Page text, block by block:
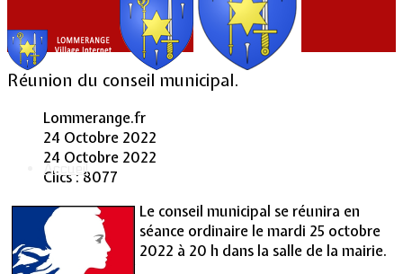
Accueil
Vie Municipale
Réunion du conseil municipal.
Lommerange.fr
24 Octobre 2022
24 Octobre 2022
Clics : 8077
Le conseil municipal se réunira en
séance ordinaire le mardi 25 octobre
2022 à 20 h dans la salle de la mairie.